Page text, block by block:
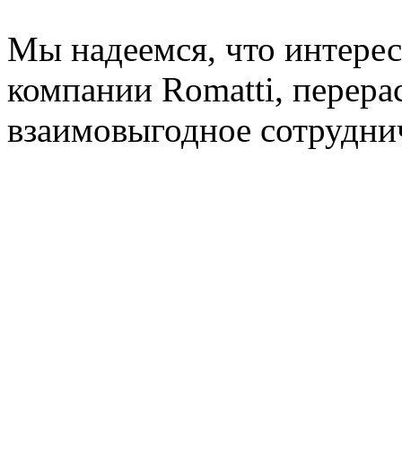
Мы надеемся, что
компании Romatti,
взаимовыгодное